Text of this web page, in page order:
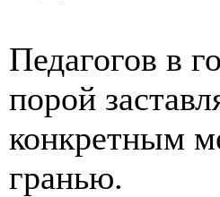
Педагогов в
порой
конкретным
гранью.